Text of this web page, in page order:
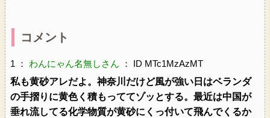
コメント
1 ： わんにゃん名無しさん ： ID MTc1MzAzMT
私も黄砂アレだよ。神奈川だけど風が強い日はベランダ
の手摺りに黄色く積もっててゾッとする。最近は中国が
垂れ流してる化学物質が黄砂にくっ付いて飛んでくるか